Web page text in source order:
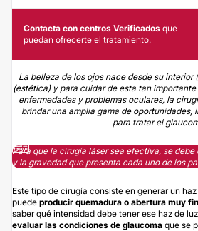
Contacta con centros Verificados que
puedan ofrecerte el tratamiento.
La belleza de los ojos nace desde su interior
(estética) y para cuidar de esta tan
enfermedades y problemas oculares, la
brindar una amplia gama de oportunidades,
para tratar el
Para que la cirugía láser sea efectiva, se
y la gravedad que presenta cada uno de los
Este tipo de cirugía consiste en generar un
puede producir quemadura o abertura muy
saber qué intensidad debe tener ese haz de
evaluar las condiciones de glaucoma que se